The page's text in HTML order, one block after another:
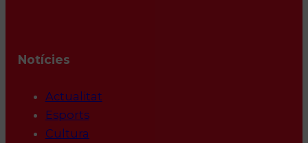
Notícies
Actualitat
Esports
Cultura